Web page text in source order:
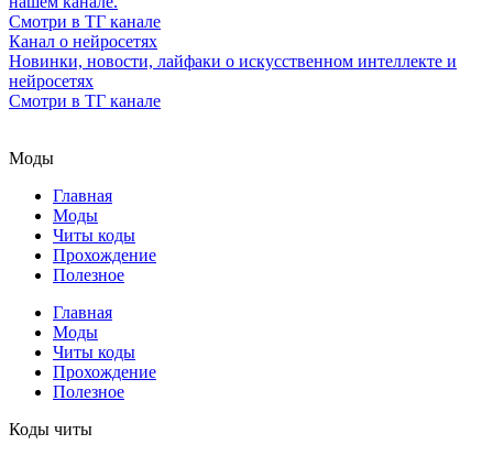
Смотри в ТГ канале
Канал о нейросетях
Новинки, новости, лайфаки о искусственном интеллекте и
нейросетях
Смотри в ТГ канале
Моды
Главная
Моды
Читы коды
Прохождение
Полезное
Главная
Моды
Читы коды
Прохождение
Полезное
Коды читы